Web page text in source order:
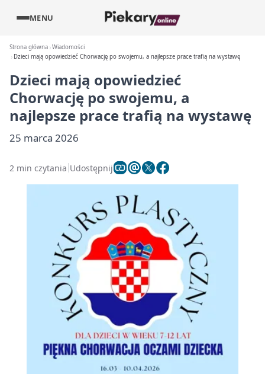
MENU
Strona główna Wiadomości
Dzieci mają opowiedzieć Chorwację po swojemu, a najlepsze prace trafią na wystawę
Dzieci mają opowiedzieć
Chorwację po swojemu, a
najlepsze prace trafią na wystawę
25 marca 2026
2 min czytania Udostępnij